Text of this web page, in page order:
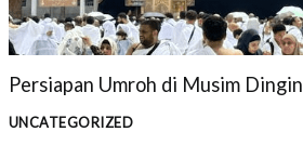
Persiapan Umroh di Musim Dingin
UNCATEGORIZED